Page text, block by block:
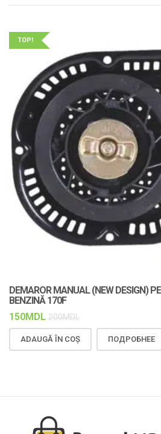
TOP!
DEMAROR MANUAL (NEW DESIGN)
BENZINĂ 170F
150MDL 200MDL
ADAUGĂ ÎN COȘ ПОДРОБНЕЕ